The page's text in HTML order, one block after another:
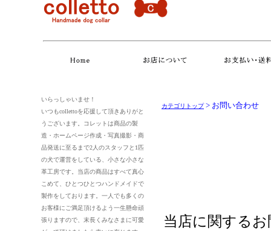
いらっしゃいませ！
いつもcollettoを応援して頂きありがと
うございます。コレットは商品の製
造・ホームページ作成・写真撮影・商
品発送に至るまで2人のスタッフと1匹
の犬で運営をしている、小さな小さな
革工房です。当店の商品はすべて真心
こめて、ひとつひとつハンドメイドで
製作をしております。一人でも多くの
お客様にご満足頂けるよう一生懸命頑
張りますので、末長くみなさまに可愛
カテゴリトップ> お問い合わせ
当店に関する